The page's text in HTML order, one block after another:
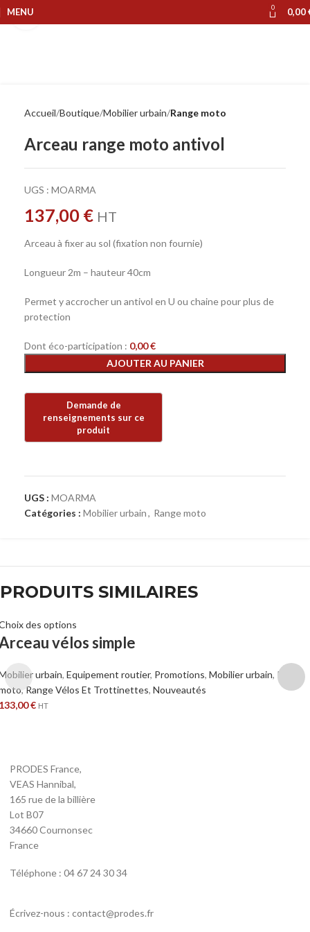
MENU 0 0,00
Accueil Boutique Mobilier urbain Range moto
Arceau range moto antivol
UGS : MOARMA
137,00 € HT
Arceau à fixer au sol (fixation non fournie)
Longueur 2m – hauteur 40cm
Permet y accrocher un antivol en U ou chaine pour plus de
protection
Dont éco-participation : 0,00€
AJOUTER AU PANIER
UGS : MOARMA
Catégories : Mobilier urbain, Range moto
PRODUITS SIMILAIRES
des options
vélos simple
urbain,Equipement routier, Promotions,Mobilier urbain, Range
, Range Vélos Et Trottinettes,Nouveautés
€ HT
PRODES France,
VEAS Hannibal,
165 rue de la billière
Lot B07
34660 Cournonsec
France
Téléphone : 04 67 24 30 34
Écrivez-nous : contact@prodes.fr